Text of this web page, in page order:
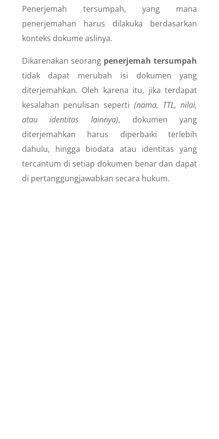
Penerjemah tersumpah, yang mana
penerjemahan harus dilakuka berdasarkan
konteks dokume aslinya.
Dikarenakan seorang penerjemah tersumpah
tidak dapat merubah isi dokumen yang
diterjemahkan. Oleh karena itu, jika terdapat
kesalahan penulisan seperti (nama, TTL, nilai,
atau identitas lainnya), dokumen yang
diterjemahkan harus diperbaiki terlebih
dahulu, hingga biodata atau identitas yang
tercantum di setiap dokumen benar dan dapat
di pertanggungjawabkan secara hukum.